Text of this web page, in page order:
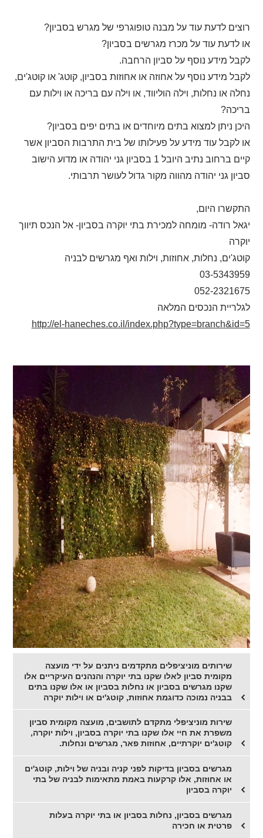
רוצים לדעת עוד על מבנה טופוגרפי של מגרש בסביון?
או לדעת עוד על מכרז מגרשים בסביון?
לקבל מידע נוסף על סביון הרחבה.
לקבל מידע נוסף על אחוזה או אחוזות בסביון, קוטג' או קוטג'ים,
נחלה או נחלות, וילה הוליווד, או וילה עם בריכה או וילות עם
בריכה?
היכן ניתן למצוא בתים מיוחדים או בתים יפים בסביון?
או לקבל עוד מידע על פעילותו של בית התרבות הסביון אשר
קיים ברחוב נתיב היובל 1 בסביון גני יהודה או מדוע הישוב
סביון גני יהודה מהווה מקור גדול לעושר תרבותי.
התקשרו היום,
יגאל רודה- מומחה למכירת בתי יוקרה בסביון- אל הנכס תיווך
יוקרה
קוטג'ים, נחלות, אחוזות, וילות ואף מגרשים לבניה
03-5343959
052-2321675
לגלריית הנכסים המלאה
http://el-haneches.co.il/index.php?type=branch&id=5
שירותים מוניציפלים מתקדמים ניתנים על ידי מועצה
מקומית סביון לאלו שקנו בתי יוקרה והנהנים העיקריים אלו
שקנו מגרשים בסביון או נחלות בסביון או אלו שקנו בתים
בבניה נמוכה כדוגמת אחוזות, קוטג'ים או וילות יוקרה
שירות מוניציפלי מתקדם לתושבים, מועצה מקומית סביון
משפרת את חיי אלו שקנו בתי יוקרה בסביון, וילות יוקרה,
קוטג'ים יוקרתיים, אחוזות פאר, מגרשים ונחלות.
מגרשים בסביון בדיקות לפני קניה ובניה של וילות, קוטג'ים
או אחוזות, אלו קרקעות באמת מתאימות לבניה של בתי
יוקרה בסביון
מגרשים בסביון, נחלות בסביון או בתי יוקרה בעלות
פרטית או חכירה